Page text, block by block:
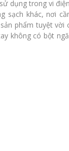
dụng trong vi
sạch khác, nơi
phẩm tuyệt vời
không có bột